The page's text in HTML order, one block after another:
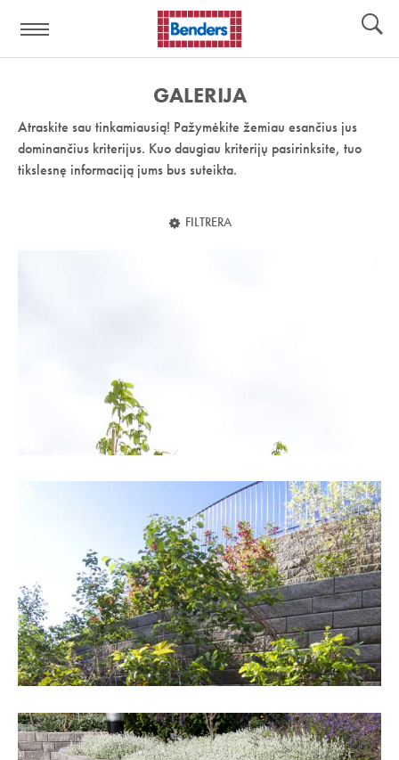
nuoroda:
GALERIJA
Atraskite sau tinkamiausią! Pažymėkite žemiau esančius jus
dominančius kriterijus. Kuo daugiau kriterijų pasirinksite, tuo
tikslesnę informaciją jums bus suteikta.
FILTRERA